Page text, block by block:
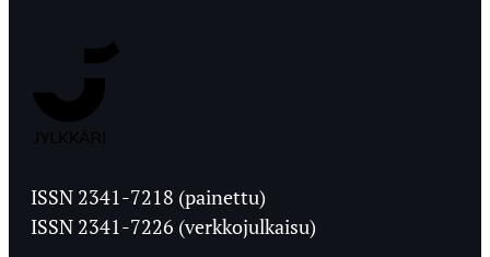
Ylioppilaslehti
ISSN 2341-7218 (painettu)
ISSN 2341-7226 (verkkojulkaisu)